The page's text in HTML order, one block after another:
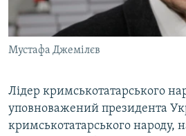
СВІДЧЕННЯ ОКУПАЦІЇ
УКРАЇНСЬКА ПРОБЛЕМА КРИМУ
ІНФОГРАФІКА
Qırımtatar
ДОЛУЧАЙСЯ!
Усі сайти RFE/RL
Мустафа Джемілєв
Лідер кримськотатарського
уповноважений президента
кримськотатарського народу,